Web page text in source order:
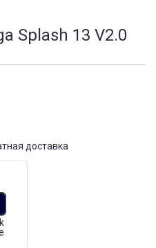
Splash 13 V2.0
доставка